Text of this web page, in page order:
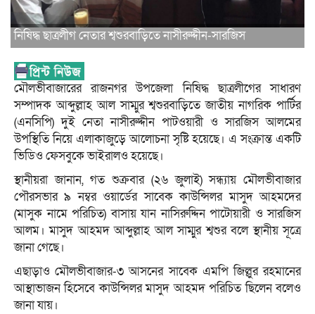
নিষিদ্ধ ছাত্রলীগ নেতার শ্বশুরবাড়িতে নাসীরুদ্দীন-সারজিস
মৌলভীবাজারের রাজনগর উপজেলা নিষিদ্ধ ছাত্রলীগের সাধারণ
সম্পাদক আব্দুল্লাহ আল সাম্মুর শ্বশুরবাড়িতে জাতীয় নাগরিক পার্টির
(এনসিপি) দুই নেতা নাসীরুদ্দীন পাটওয়ারী ও সারজিস আলমের
উপস্থিতি নিয়ে এলাকাজুড়ে আলোচনা সৃষ্টি হয়েছে। এ সংক্রান্ত একটি
ভিডিও ফেসবুকে ভাইরালও হয়েছে।
স্থানীয়রা জানান, গত শুক্রবার (২৬ জুলাই) সন্ধ্যায় মৌলভীবাজার
পৌরসভার ৯ নম্বর ওয়ার্ডের সাবেক কাউন্সিলর মাসুদ আহমদের
(মাসুক নামে পরিচিত) বাসায় যান নাসিরুদ্দিন পাটোয়ারী ও সারজিস
আলম। মাসুদ আহমদ আব্দুল্লাহ আল সাম্মুর শ্বশুর বলে স্থানীয় সূত্রে
জানা গেছে।
এছাড়াও মৌলভীবাজার-৩ আসনের সাবেক এমপি জিল্লুর রহমানের
আস্থাভাজন হিসেবে কাউন্সিলর মাসুদ আহমদ পরিচিত ছিলেন বলেও
জানা যায়।